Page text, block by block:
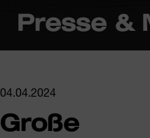
Presse &
04.04.2024
Große